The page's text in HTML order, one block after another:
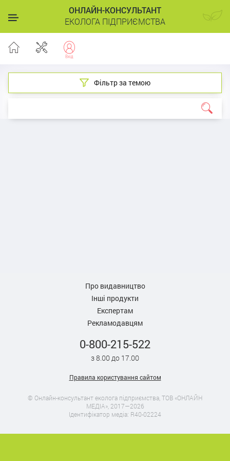
ОНЛАЙН-КОНСУЛЬТАНТ
ЕКОЛОГА ПІДПРИЄМСТВА
Фільтр за темою
Про видавництво
Інші продукти
Експертам
Рекламодавцям
0-800-215-522
з 8.00 до 17.00
Правила користування сайтом
© Онлайн-консультант еколога підприємства, ТОВ «ОНЛАЙН
МЕДІА», 2017—2026
Ідентифікатор медіа: R40-02224